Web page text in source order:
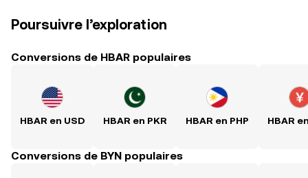
Poursuivre l’exploration
Conversions de HBAR populaires
HBAR en USD HBAR en PKR HBAR en PHP HBAR
Conversions de BYN populaires